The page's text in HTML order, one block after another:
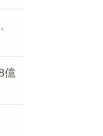
億